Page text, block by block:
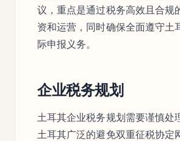
议，重点是通过税务高效且合规
资和运营，同时确保全面遵守土
际申报义务。
企业税务规划
土耳其企业税务规划需要谨慎处
土耳其广泛的避免双重征税协定